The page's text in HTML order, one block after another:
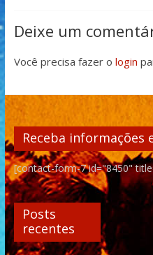
Deixe um
Você precisa fazer o login
Receba informações
[contact-form-7 id="8450"
Posts
recentes